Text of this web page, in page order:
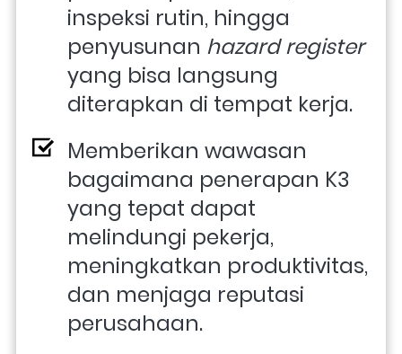
inspeksi rutin, hingga
penyusunan hazard register
yang bisa langsung
diterapkan di tempat kerja.
Memberikan wawasan
bagaimana penerapan K3
yang tepat dapat
melindungi pekerja,
meningkatkan produktivitas,
dan menjaga reputasi
perusahaan.